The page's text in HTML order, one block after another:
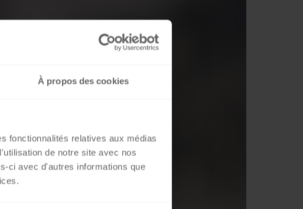
À propos des cookies
fonctionnalités relatives aux médias
de notre site avec nos
ci avec d'autres informations que